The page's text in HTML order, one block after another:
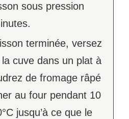
sous pression
terminée, versez
cuve dans un plat à
de fromage râpé
au four pendant 10
jusqu’à ce que le